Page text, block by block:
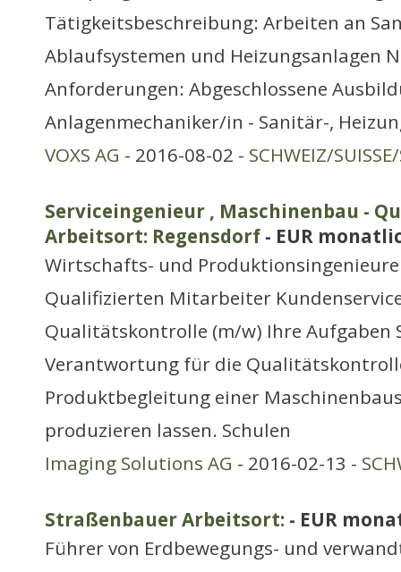
Tätigkeitsbeschreibung: Arbeiten an
Ablaufsystemen und Heizungsanlagen
Anforderungen: Abgeschlossene
Anlagenmechaniker/in - Sanitär-,
VOXS AG - 2016-08-02 - SCHWEIZ/
Serviceingenieur , Maschinenbau -
Arbeitsort: Regensdorf - EUR
Wirtschafts- und Produktionsingenieure
Qualifizierten Mitarbeiter
Qualitätskontrolle (m/w) Ihre Aufgaben
Verantwortung für die
Produktbegleitung einer
produzieren lassen. Schulen
Imaging Solutions AG - 2016-02-13 -
Straßenbauer Arbeitsort: - EUR
Führer von Erdbewegungs- und